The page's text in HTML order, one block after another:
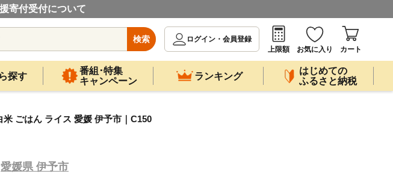
寄付受付について
検索
ログイン・会員登録
上限額
お気に入り カート
探す
番組･特集
キャンペーン
ランキング
はじめての
ふるさと納税
ごはん ライス 愛媛 伊予市｜C150
愛媛県 伊予市